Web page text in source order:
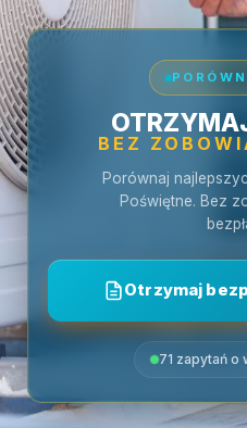
BEZ
Porównaj
Poświętne. Bez
Otrzymaj
71 zapytań o